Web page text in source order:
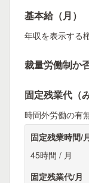
基本給（月）
年収を表示する
裁量労働制か
固定残業代（
時間外労働の有
固定残業時間/
45時間 / 月
固定残業代/月